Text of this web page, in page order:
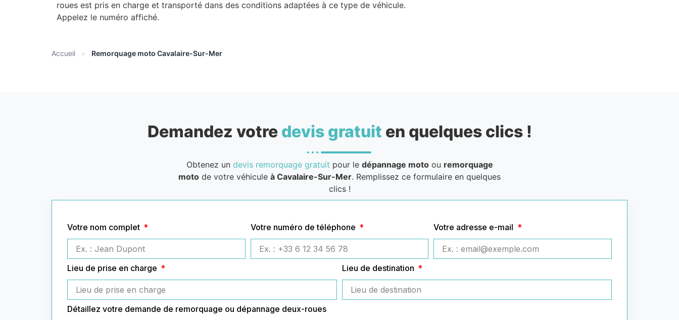
roues est pris en charge et transporté dans des conditions adaptées à ce type de véhicule.
Appelez le numéro affiché.
Accueil » Remorquage moto Cavalaire-Sur-Mer
Demandez votre devis gratuit en quelques clics !
Obtenez un devis remorquage gratuit pour le dépannage motoou remorquage
moto de votre véhicule à Cavalaire-Sur-Mer. Remplissez ce formulaire en quelques
clics !
Votre nom complet Votre numéro de téléphone Votre adresse e-mail
Lieu de prise en charge Lieu de destination
Détaillez votre demande de remorquage ou dépannage deux-roues